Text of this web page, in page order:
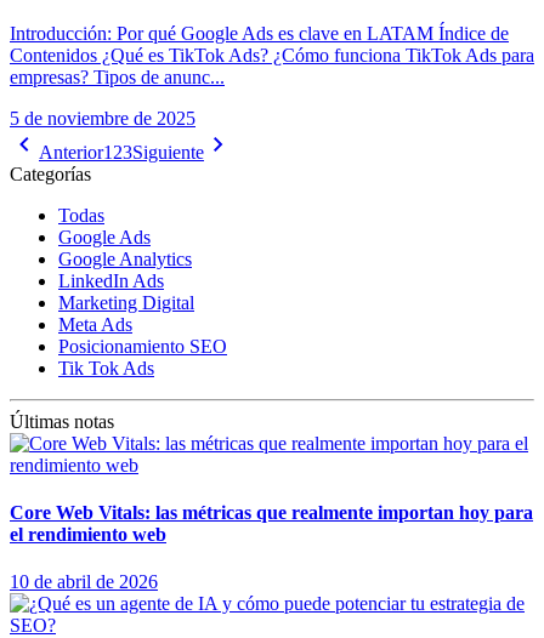
Introducción: Por qué Google Ads es clave en LATAM Índice de
Contenidos ¿Qué es TikTok Ads? ¿Cómo funciona TikTok Ads para
empresas? Tipos de anunc...
5 de noviembre de 2025
Anterior1 23Siguiente
Categorías
Todas
Google Ads
Google Analytics
LinkedIn Ads
Marketing Digital
Meta Ads
Posicionamiento SEO
Tik Tok Ads
Últimas notas
Core Web Vitals: las métricas que realmente importan hoy para
el rendimiento web
10 de abril de 2026